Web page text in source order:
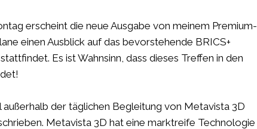
erscheint die neue Ausgabe von meinem Premium-
einen Ausblick auf das bevorstehende BRICS+
Es ist Wahnsinn, dass dieses Treffen in den
der täglichen Begleitung von Metavista 3D
Metavista 3D hat eine marktreife Technologie